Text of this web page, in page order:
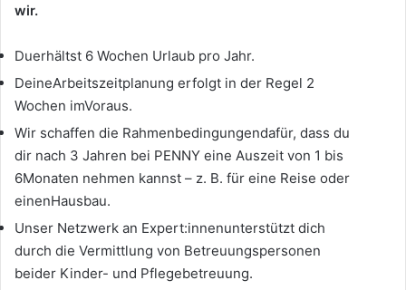
wir.
Duerhältst 6 Wochen Urlaub pro Jahr.
DeineArbeitszeitplanung erfolgt in der Regel 2
Wochen imVoraus.
Wir schaffen die Rahmenbedingungendafür, dass du
dir nach 3 Jahren bei PENNY eine Auszeit von 1 bis
6Monaten nehmen kannst – z. B. für eine Reise oder
einenHausbau.
Unser Netzwerk an Expert:innenunterstützt dich
durch die Vermittlung von Betreuungspersonen
beider Kinder- und Pflegebetreuung.